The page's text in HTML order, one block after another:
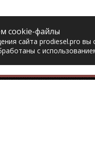
cookie-файлы
сайта prodiesel.pro вы
с